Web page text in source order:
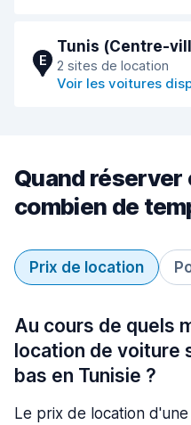
E
Tunis (Сentre-
2 sites de location
Voir les voitures
Quand réserver
combien de
Prix de location
Au cours de quels
location de voiture
bas en Tunisie ?
Le prix de location